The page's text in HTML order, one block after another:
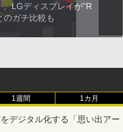
、LGディスプレイが“R
のガチ比較も
1週間 1カ月
デジタル化する「思い出アー